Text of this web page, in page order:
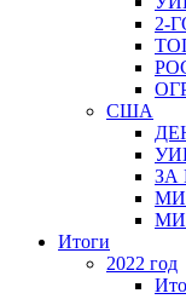
2-
США
ЗА
Итоги
2022 год